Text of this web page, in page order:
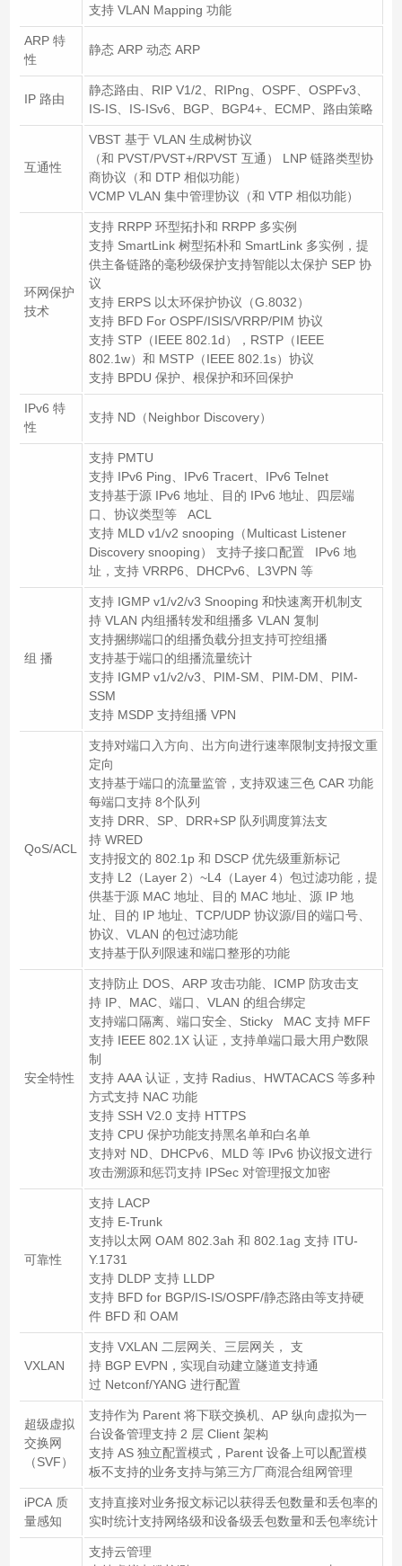
支持 VLAN Mapping 功能
ARP 特
性
静态 ARP 动态 ARP
IP 路由
静态路由、RIP V1/2、RIPng、OSPF、OSPFv3、
IS-IS、IS-ISv6、BGP、BGP4+、ECMP、路由策略
互通性
VBST 基于 VLAN 生成树协议
（和 PVST/PVST+/RPVST 互通） LNP 链路类型协
商协议（和 DTP 相似功能）
VCMP VLAN 集中管理协议（和 VTP 相似功能）
环网保护
技术
支持 RRPP 环型拓扑和 RRPP 多实例
支持 SmartLink 树型拓朴和 SmartLink 多实例，提
供主备链路的毫秒级保护支持智能以太保护 SEP 协
议
支持 ERPS 以太环保护协议（G.8032）
支持 BFD For OSPF/ISIS/VRRP/PIM 协议
支持 STP（IEEE 802.1d），RSTP（IEEE
802.1w）和 MSTP（IEEE 802.1s）协议
支持 BPDU 保护、根保护和环回保护
IPv6 特
性
支持 ND（Neighbor Discovery）
支持 PMTU
支持 IPv6 Ping、IPv6 Tracert、IPv6 Telnet
支持基于源 IPv6 地址、目的 IPv6 地址、四层端
口、协议类型等 ACL
支持 MLD v1/v2 snooping（Multicast Listener
Discovery snooping） 支持子接口配置 IPv6 地
址，支持 VRRP6、DHCPv6、L3VPN 等
组 播
支持 IGMP v1/v2/v3 Snooping 和快速离开机制支
持 VLAN 内组播转发和组播多 VLAN 复制
支持捆绑端口的组播负载分担支持可控组播
支持基于端口的组播流量统计
支持 IGMP v1/v2/v3、PIM-SM、PIM-DM、PIM-
SSM
支持 MSDP 支持组播 VPN
QoS/ACL
支持对端口入方向、出方向进行速率限制支持报文重
定向
支持基于端口的流量监管，支持双速三色 CAR 功能
每端口支持 8个队列
支持 DRR、SP、DRR+SP 队列调度算法支
持 WRED
支持报文的 802.1p 和 DSCP 优先级重新标记
支持 L2（Layer 2）~L4（Layer 4）包过滤功能，提
供基于源 MAC 地址、目的 MAC 地址、源 IP 地
址、目的 IP 地址、TCP/UDP 协议源/目的端口号、
协议、VLAN 的包过滤功能
支持基于队列限速和端口整形的功能
安全特性
支持防止 DOS、ARP 攻击功能、ICMP 防攻击支
持 IP、MAC、端口、VLAN 的组合绑定
支持端口隔离、端口安全、Sticky MAC 支持 MFF
支持 IEEE 802.1X 认证，支持单端口最大用户数限
制
支持 AAA 认证，支持 Radius、HWTACACS 等多种
方式支持 NAC 功能
支持 SSH V2.0 支持 HTTPS
支持 CPU 保护功能支持黑名单和白名单
支持对 ND、DHCPv6、MLD 等 IPv6 协议报文进行
攻击溯源和惩罚支持 IPSec 对管理报文加密
可靠性
支持 LACP
支持 E-Trunk
支持以太网 OAM 802.3ah 和 802.1ag 支持 ITU-
Y.1731
支持 DLDP 支持 LLDP
支持 BFD for BGP/IS-IS/OSPF/静态路由等支持硬
件 BFD 和 OAM
VXLAN
支持 VXLAN 二层网关、三层网关， 支
持 BGP EVPN，实现自动建立隧道支持通
过 Netconf/YANG 进行配置
超级虚拟
交换网
（SVF）
支持作为 Parent 将下联交换机、AP 纵向虚拟为一
台设备管理支持 2 层 Client 架构
支持 AS 独立配置模式，Parent 设备上可以配置模
板不支持的业务支持与第三方厂商混合组网管理
iPCA 质
量感知
支持直接对业务报文标记以获得丢包数量和丢包率的
实时统计支持网络级和设备级丢包数量和丢包率统计
支持云管理